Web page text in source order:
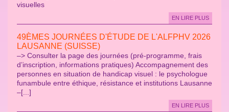
visuelles
EN LIRE PLUS
49ÈMES JOURNÉES D'ÉTUDE DE L'ALFPHV 2026
LAUSANNE (SUISSE)
–> Consulter la page des journées (pré-programme, frais
d’inscription, informations pratiques) Accompagnement des
personnes en situation de handicap visuel : le psychologue
funambule entre éthique, résistance et institutions Lausanne
–[...]
EN LIRE PLUS